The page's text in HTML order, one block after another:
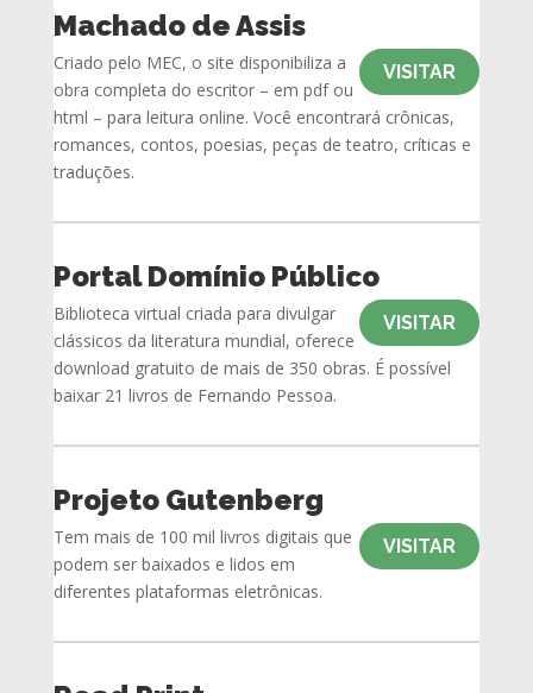
Machado de Assis
VISITAR
Criado pelo MEC, o site disponibiliza a
obra completa do escritor – em pdf ou
html – para leitura online. Você encontrará crônicas,
romances, contos, poesias, peças de teatro, críticas e
traduções.
Portal Domínio Público
VISITAR
Biblioteca virtual criada para divulgar
clássicos da literatura mundial, oferece
download gratuito de mais de 350 obras. É possível
baixar 21 livros de Fernando Pessoa.
Projeto Gutenberg
VISITAR
Tem mais de 100 mil livros digitais que
podem ser baixados e lidos em
diferentes plataformas eletrônicas.